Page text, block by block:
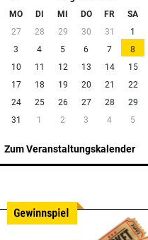
MO DI MI DO FR SA
27
28 29 30 31 1
3
4 5 6 7 8
10
11 12 13 14 15
17
18 19 20 21 22
24
25 26 27 28 29
31
1 2 3 4 5
Zum Veranstaltungskalender